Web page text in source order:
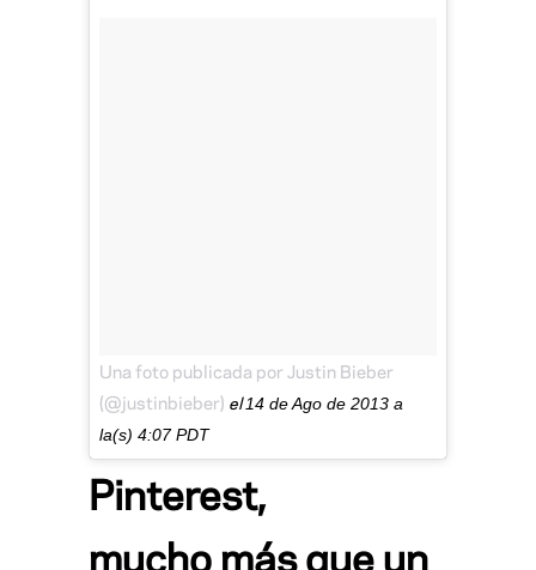
Una foto publicada por Justin Bieber
(@justinbieber) el14 de Ago de 2013 a
la(s) 4:07 PDT
Pinterest,
mucho más que un